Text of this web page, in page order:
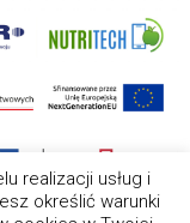
realizacji usług i
określić warunki